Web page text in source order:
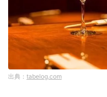
tabelog.com